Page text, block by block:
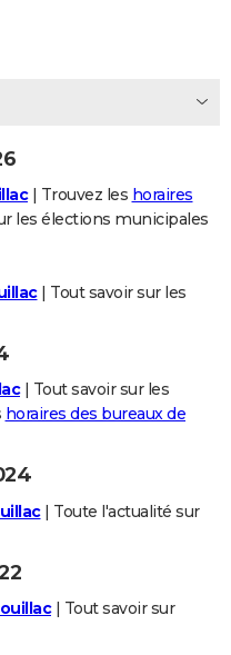
| Trouvez les horaires
les élections municipales
| Tout savoir sur les
| Tout savoir sur les
horaires des bureaux de
| Toute l'actualité sur
| Tout savoir sur